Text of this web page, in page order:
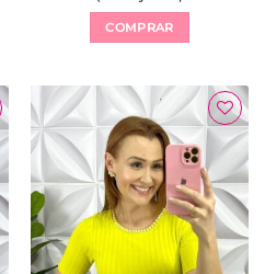
COMPRAR
tem
várias
variantes.
As
opções
podem
ser
escolhidas
Adicionar
à Lista